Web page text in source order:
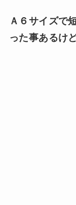
Ａ６サイズで
った事あるけ